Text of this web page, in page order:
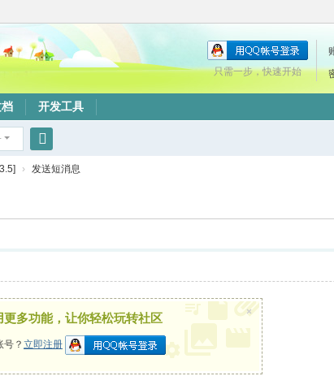
只需一步，快速开始
开发工具
搜
› 发送短消息
多功能，让你轻松玩转社区
号？ 立即注册
×